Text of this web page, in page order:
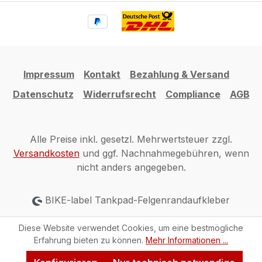
Impressum Kontakt
Bezahlung & Versand
Datenschutz
Widerrufsrecht Compliance AGB
Alle Preise inkl. gesetzl. Mehrwertsteuer zzgl.
Versandkostenund ggf. Nachnahmegebühren, wenn
nicht anders angegeben.
BIKE-label Tankpad-Felgenrandaufkleber
Diese Website verwendet Cookies, um eine bestmögliche
Erfahrung bieten zu können. Mehr Informationen ...